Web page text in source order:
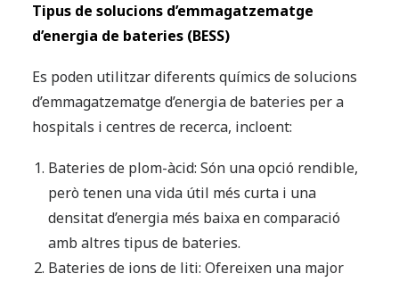
Tipus de solucions d’emmagatzematge
d’energia de bateries (BESS)
Es poden utilitzar diferents químics de solucions
d’emmagatzematge d’energia de bateries per a
hospitals i centres de recerca, incloent:
Bateries de plom-àcid: Són una opció rendible,
però tenen una vida útil més curta i una
densitat d’energia més baixa en comparació
amb altres tipus de bateries.
Bateries de ions de liti: Ofereixen una major